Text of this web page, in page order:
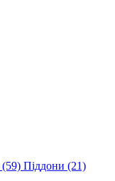
(59) Піддони (21)